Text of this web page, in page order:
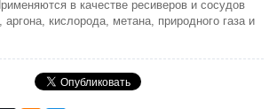
в качестве ресиверов и сосудов
аргона, кислорода, метана, природного газа и